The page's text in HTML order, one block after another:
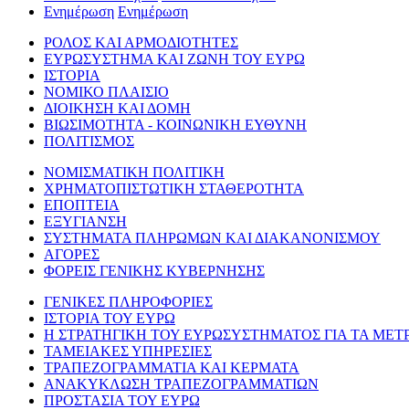
Ενημέρωση Ενημέρωση
ΡΟΛΟΣ ΚΑΙ ΑΡΜΟΔΙΟΤΗΤΕΣ
ΕΥΡΩΣΥΣΤΗΜΑ ΚΑΙ ΖΩΝΗ ΤΟΥ ΕΥΡΩ
ΙΣΤΟΡΙΑ
ΝΟΜΙΚΟ ΠΛΑΙΣΙΟ
ΔΙΟΙΚΗΣΗ ΚΑΙ ΔΟΜΗ
ΒΙΩΣΙΜΟΤΗΤΑ - ΚΟΙΝΩΝΙΚΗ ΕΥΘΥΝΗ
ΠΟΛΙΤΙΣΜΟΣ
ΝΟΜΙΣΜΑΤΙΚΗ ΠΟΛΙΤΙΚΗ
ΧΡΗΜΑΤΟΠΙΣΤΩΤΙΚΗ ΣΤΑΘΕΡΟΤΗΤΑ
ΕΠΟΠΤΕΙΑ
ΕΞΥΓΙΑΝΣΗ
ΣΥΣΤΗΜΑΤΑ ΠΛΗΡΩΜΩΝ ΚΑΙ ΔΙΑΚΑΝΟΝΙΣΜΟΥ
ΑΓΟΡΕΣ
ΦΟΡΕΙΣ ΓΕΝΙΚΗΣ ΚΥΒΕΡΝΗΣΗΣ
ΓΕΝΙΚΕΣ ΠΛΗΡΟΦΟΡΙΕΣ
ΙΣΤΟΡΙΑ ΤΟΥ ΕΥΡΩ
Η ΣΤΡΑΤΗΓΙΚΗ ΤΟΥ ΕΥΡΩΣΥΣΤΗΜΑΤΟΣ ΓΙΑ ΤΑ
ΤΑΜΕΙΑΚΕΣ ΥΠΗΡΕΣΙΕΣ
ΤΡΑΠΕΖΟΓΡΑΜΜΑΤΙΑ ΚΑΙ ΚΕΡΜΑΤΑ
ΑΝΑΚΥΚΛΩΣΗ ΤΡΑΠΕΖΟΓΡΑΜΜΑΤΙΩΝ
ΠΡΟΣΤΑΣΙΑ ΤΟΥ ΕΥΡΩ